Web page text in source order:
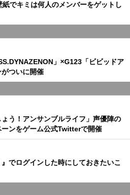
紙でキミは何人のメンバーをゲットし
」×G123「ビビッドア
ついに開催
ょう！アンサンブルライフ」声優陣の
ンをゲーム公式Twitterで開催
でログインした時にしておきたいこ